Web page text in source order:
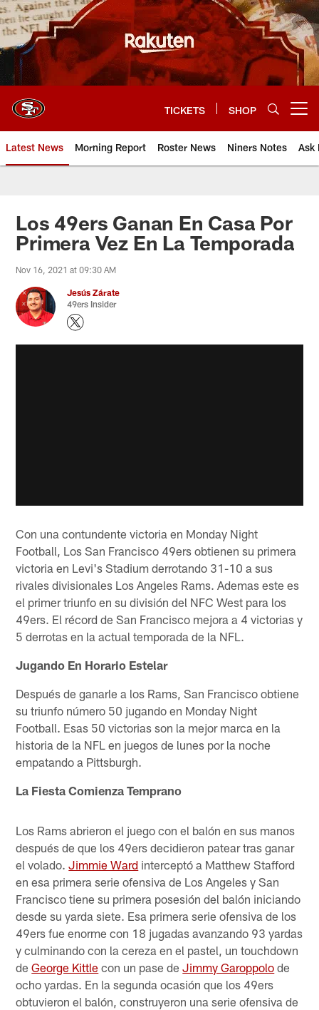
Skip
to
main
content
TICKETS SHOP
Latest News Morning Report Roster News Niners Notes Ask
Los 49ers Ganan En Casa Por
Primera Vez En La Temporada
Nov 16, 2021 at 09:30 AM
Jesús Zárate
49ers Insider
Con una contundente victoria en Monday Night
Football, Los San Francisco 49ers obtienen su primera
victoria en Levi's Stadium derrotando 31-10 a sus
rivales divisionales Los Angeles Rams. Ademas este es
el primer triunfo en su división del NFC West para los
49ers. El récord de San Francisco mejora a 4 victorias y
5 derrotas en la actual temporada de la NFL.
Jugando En Horario Estelar
Después de ganarle a los Rams, San Francisco obtiene
su triunfo número 50 jugando en Monday Night
Football. Esas 50 victorias son la mejor marca en la
historia de la NFL en juegos de lunes por la noche
empatando a Pittsburgh.
La Fiesta Comienza Temprano
Los Rams abrieron el juego con el balón en sus manos
después de que los 49ers decidieron patear tras ganar
el volado.Jimmie Ward interceptó a Matthew Stafford
en esa primera serie ofensiva de Los Angeles y San
Francisco tiene su primera posesión del balón iniciando
desde su yarda siete. Esa primera serie ofensiva de los
49ers fue enorme con 18 jugadas avanzando 93 yardas
y culminando con la cereza en el pastel, un touchdown
deGeorge Kittle con un pase deJimmy Garoppolo de
ocho yardas. En la segunda ocasión que los 49ers
obtuvieron el balón, construyeron una serie ofensiva de